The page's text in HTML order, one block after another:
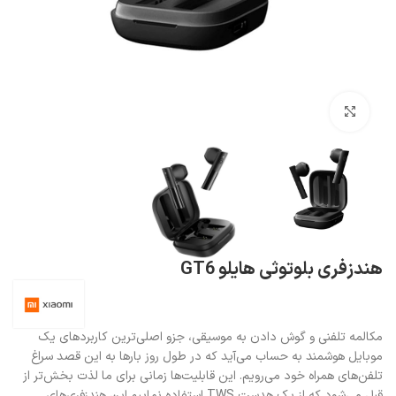
هندزفری بلوتوثی هایلو GT6
مکالمه تلفنی و گوش دادن به موسیقی، جزو اصلی‌ترین کاربردهای یک
موبایل هوشمند به حساب می‌آید که در طول روز بارها به این قصد سراغ
تلفن‌های همراه خود می‌رویم. این قابلیت‌ها زمانی برای ما لذت بخش‌تر از